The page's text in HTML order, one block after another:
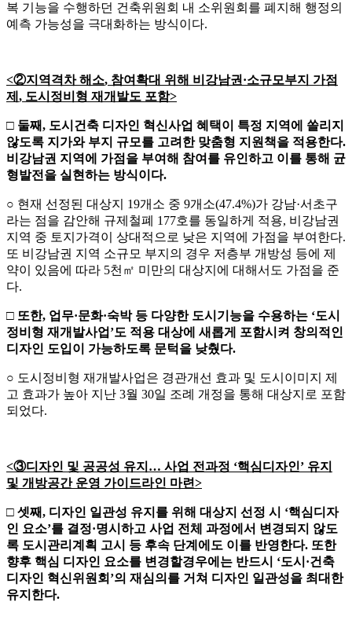
복 기능을 수행하던 건축위원회 내 소위원회를 폐지해 행정의
예측 가능성을 극대화하는 방식이다.
<②지역격차 해소, 참여확대 위해 비강남권 ·소규모부지 가점
제 , 도시정비형 재개발도 포함>
□ 둘째, 도시건축 디자인 혁신사업 혜택이 특정 지역에 쏠리지
않도록 지가와 부지 규모를 고려한 맞춤형 지원책을 적용한다.
비강남권 지역에 가점을 부여해 참여를 유인하고 이를 통해 균
형발전을 실현하는 방식이다.
○ 현재 선정된 대상지 19개소 중 9개소(47.4%)가 강남·서초구
라는 점을 감안해 규제철폐 177호를 동일하게 적용, 비강남권
지역 중 토지가격이 상대적으로 낮은 지역에 가점을 부여한다.
또 비강남권 지역 소규모 부지의 경우 저층부 개방성 등에 제
약이 있음에 따라 5천㎡ 미만의 대상지에 대해서도 가점을 준
다.
□ 또한, 업무·문화·숙박 등 다양한 도시기능을 수용하는 ‘도시
정비형 재개발사업 ’도 적용 대상에 새롭게 포함시켜 창의적인
디자인 도입이 가능하도록 문턱을 낮췄다.
○ 도시정비형 재개발사업은 경관개선 효과 및 도시이미지 제
고 효과가 높아 지난 3월 30일 조례 개정을 통해 대상지로 포함
되었다.
<③디자인 및 공공성 유지 … 사업 전과정 ‘핵심디자인’ 유지
및 개방공간 운영 가이드라인 마련>
□ 셋째, 디자인 일관성 유지를 위해 대상지 선정 시 ‘핵심디자
인 요소’를 결정·명시하고 사업 전체 과정에서 변경되지 않도
록 도시관리계획 고시 등 후속 단계에도 이를 반영한다. 또한
향후 핵심 디자인 요소를 변경할경우에는 반드시 ‘도시 ·건축
디자인 혁신위원회 ’의 재심의를 거쳐 디자인 일관성을 최대한
유지한다.